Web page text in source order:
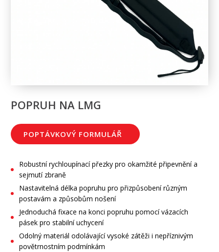
POPRUH NA LMG
POPTÁVKOVÝ FORMULÁŘ
Robustní rychloupínací přezky pro okamžité připevnění a
sejmutí zbraně
Nastavitelná délka popruhu pro přizpůsobení různým
postavám a způsobům nošení
Jednoduchá fixace na konci popruhu pomocí vázacích
pásek pro stabilní uchycení
Odolný materiál odolávající vysoké zátěži i nepříznivým
povětrnostním podmínkám